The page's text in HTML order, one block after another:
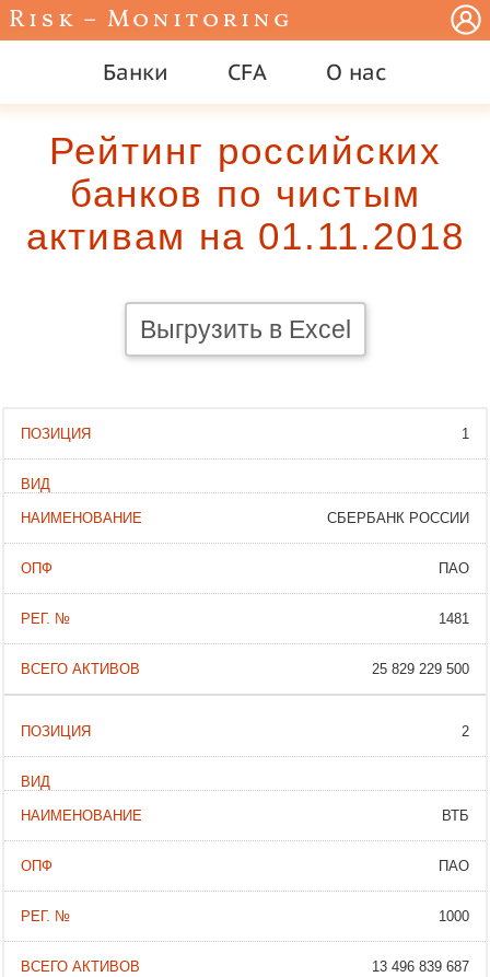
Risk – Monitoring
Банки CFA О нас
Рейтинг российских
банков по чистым
активам на 01.11.2018
Выгрузить в Excel
1
СБЕРБАНК РОССИИ
ПАО
1481
25 829 229 500
2
ВТБ
ПАО
1000
13 496 839 687